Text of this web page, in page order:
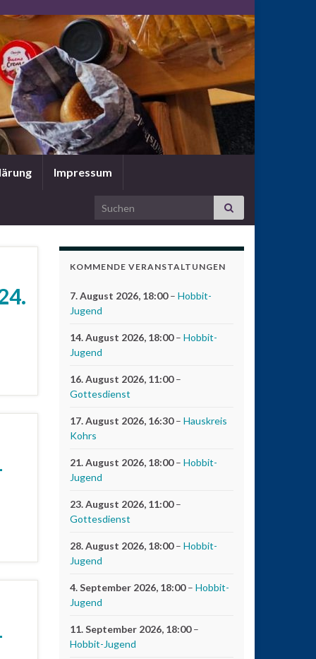
Impressum
Search for:
KOMMENDE VERANSTALTUNGEN
7. August 2026, 18:00– Hobbit-
Jugend
14. August 2026, 18:00– Hobbit-
Jugend
16. August 2026, 11:00–
Gottesdienst
17. August 2026, 16:30– Hauskreis
Kohrs
21. August 2026, 18:00– Hobbit-
Jugend
23. August 2026, 11:00–
Gottesdienst
28. August 2026, 18:00– Hobbit-
Jugend
4. September 2026, 18:00– Hobbit-
Jugend
11. September 2026, 18:00–
Hobbit-Jugend